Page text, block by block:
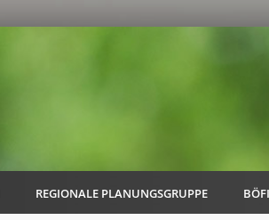
REGIONALE PLANUNGSGRUPPE